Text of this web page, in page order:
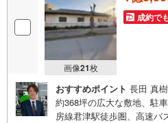
画像21枚
成約で
おすすめポイント 長田 真樹
約368坪の広大な敷地、駐
房線君津駅徒歩圏、高速バ